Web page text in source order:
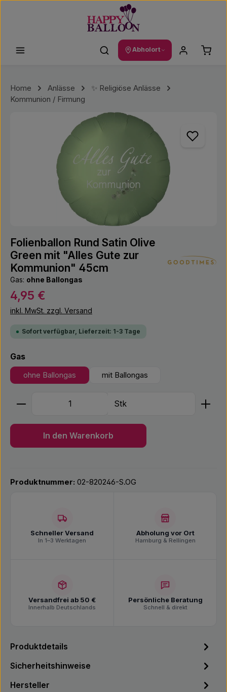
Abholort
Home Anlässe
✨ Religiöse Anlässe
Kommunion / Firmung
Bildergalerie überspringen
Folienballon Rund Satin Olive
Green mit "Alles Gute zur
Kommunion" 45cm
Gas: ohne Ballongas
Regulärer Preis:
4,95 €
inkl. MwSt. zzgl. Versand
Sofort verfügbar, Lieferzeit: 1-3 Tage
Gasauswählen
ohne Ballongas mit Ballongas
Produkt Anzahl: Gib den gewünschten Wert ein
Stk
In den Warenkorb
Produktnummer: 02-820246-S.OG
Schneller Versand
In 1–3 Werktagen
Abholung vor Ort
Hamburg & Rellingen
Versandfrei ab 50 €
Innerhalb Deutschlands
Persönliche Beratung
Schnell & direkt
Produktdetails
Sicherheitshinweise
Hersteller